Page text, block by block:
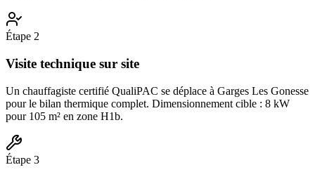
Étape 2
Visite technique sur site
Un chauffagiste certifié QualiPAC se déplace à Garges Les Gonesse
pour le bilan thermique complet. Dimensionnement cible : 8 kW
pour 105 m² en zone H1b.
Étape 3